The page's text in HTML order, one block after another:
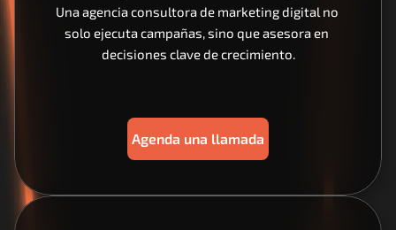
Una agencia consultora de marketing digital no
solo ejecuta campañas, sino que asesora en
decisiones clave de crecimiento.
Agenda una llamada